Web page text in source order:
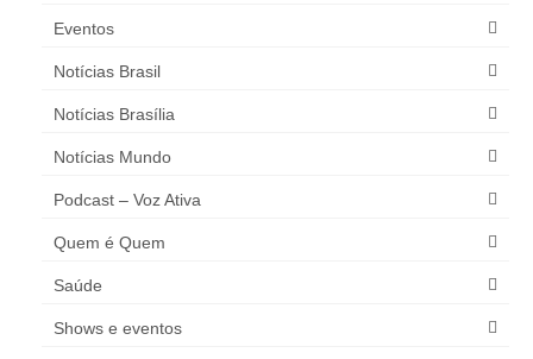
Eventos
Notícias Brasil
Notícias Brasília
Notícias Mundo
Podcast – Voz Ativa
Quem é Quem
Saúde
Shows e eventos